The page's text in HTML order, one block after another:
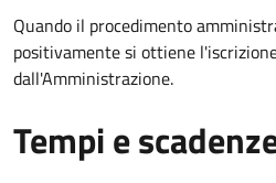
Quando il procedimento
positivamente si ottiene
dall'Amministrazione.
Tempi e